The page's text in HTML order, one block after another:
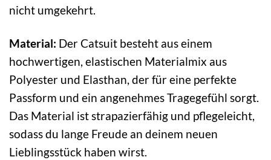
nicht umgekehrt.
Material: Der Catsuit besteht aus einem
hochwertigen, elastischen Materialmix aus
Polyester und Elasthan, der für eine perfekte
Passform und ein angenehmes Tragegefühl sorgt.
Das Material ist strapazierfähig und pflegeleicht,
sodass du lange Freude an deinem neuen
Lieblingsstück haben wirst.